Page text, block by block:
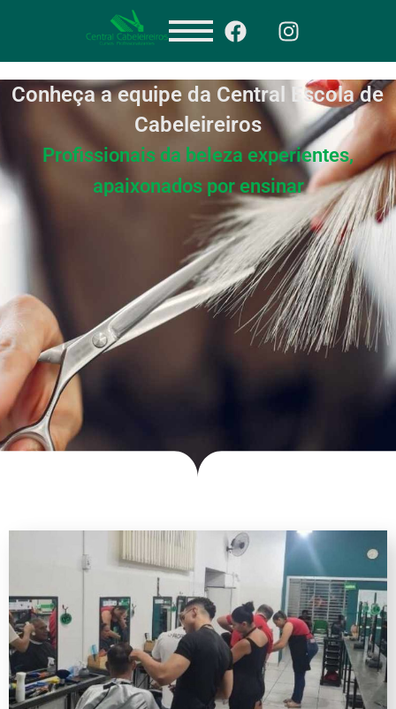
Conheça a equipe da Central Escola de
Cabeleireiros
Profissionais da beleza experientes,
apaixonados por ensinar